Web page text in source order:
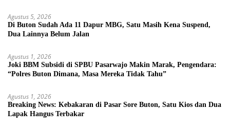
Agustus 5, 2026
Di Buton Sudah Ada 11 Dapur MBG, Satu Masih Kena Suspend,
Dua Lainnya Belum Jalan
Agustus 1, 2026
Joki BBM Subsidi di SPBU Pasarwajo Makin Marak, Pengendara:
“Polres Buton Dimana, Masa Mereka Tidak Tahu”
Agustus 1, 2026
Breaking News: Kebakaran di Pasar Sore Buton, Satu Kios dan Dua
Lapak Hangus Terbakar